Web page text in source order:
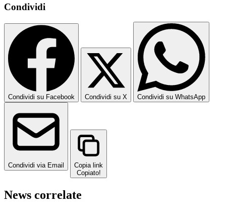
Condividi
Condividi su Facebook Condividi su X Condividi su WhatsApp
Condividi via Email
Copia link
Copiato!
News correlate